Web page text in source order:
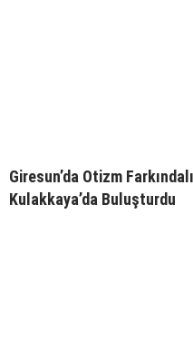
Giresun’da Otizm
Kulakkaya’da Buluşturdu